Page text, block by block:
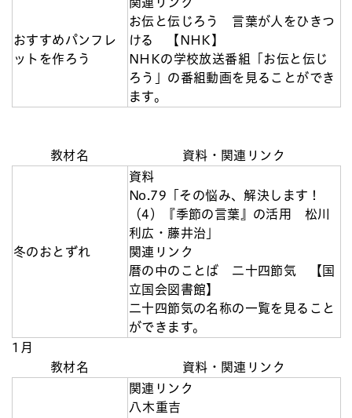
おすすめパンフレ
ットを作ろう
お伝と伝じろう 言葉が人をひきつ
ける 【NHK】
NHKの学校放送番組「お伝と伝じ
ろう」の番組動画を見ることができ
ます。
教材名 資料・関連リンク
冬のおとずれ
資料
No.79「その悩み、解決します！
（4）『季節の言葉』の活用 松川
利広・藤井治」
関連リンク
暦の中のことば 二十四節気 【国
立国会図書館】
二十四節気の名称の一覧を見ること
ができます。
1月
教材名
資料・関連リンク
関連リンク
八木重吉